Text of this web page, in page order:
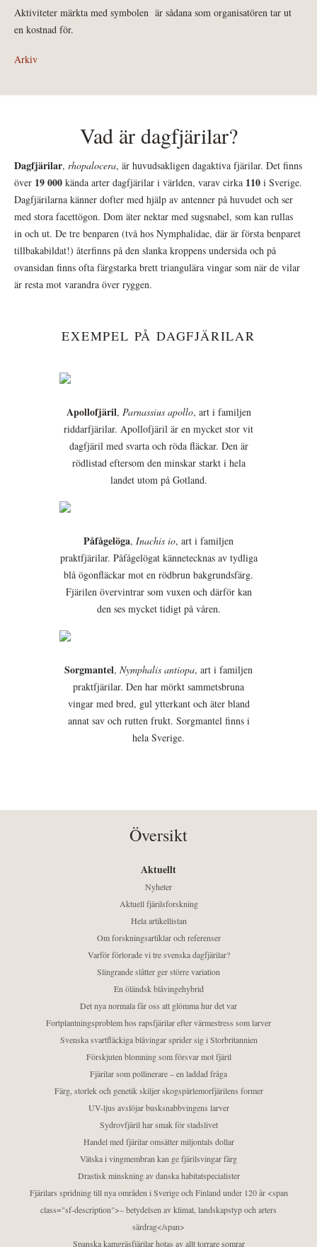
Aktiviteter märkta med symbolen är sådana som organisatören tar ut
en kostnad för.
Arkiv
Vad är dagfjärilar?
Dagfjärilar, rhopalocera, är huvudsakligen dagaktiva fjärilar. Det finns
över 19 000 kända arter dagfjärilar i världen, varav cirka 110 i Sverige.
Dagfjärilarna känner dofter med hjälp av antenner på huvudet och ser
med stora facettögon. Dom äter nektar med sugsnabel, som kan rullas
in och ut. De tre benparen (två hos Nymphalidae, där är första benparet
tillbakabildat!) återfinns på den slanka kroppens undersida och på
ovansidan finns ofta färgstarka brett triangulära vingar som när de vilar
är resta mot varandra över ryggen.
EXEMPEL PÅ DAGFJÄRILAR
Apollofjäril, Parnassius apollo, art i familjen
riddarfjärilar. Apollofjäril är en mycket stor vit
dagfjäril med svarta och röda fläckar. Den är
rödlistad eftersom den minskar starkt i hela
landet utom på Gotland.
Påfågelöga, Inachis io, art i familjen
praktfjärilar. Påfågelögat kännetecknas av tydliga
blå ögonfläckar mot en rödbrun bakgrundsfärg.
Fjärilen övervintrar som vuxen och därför kan
den ses mycket tidigt på våren.
Sorgmantel, Nymphalis antiopa, art i familjen
praktfjärilar. Den har mörkt sammetsbruna
vingar med bred, gul ytterkant och äter bland
annat sav och rutten frukt. Sorgmantel finns i
hela Sverige.
Översikt
Aktuellt
Nyheter
Aktuell fjärilsforskning
Hela artikellistan
Om forskningsartiklar och referenser
Varför förlorade vi tre svenska dagfjärilar?
Slingrande slåtter ger större variation
En öländsk blåvingehybrid
Det nya normala får oss att glömma hur det var
Fortplantningsproblem hos rapsfjärilar efter värmestress som larver
Svenska svartfläckiga blåvingar sprider sig i Storbritannien
Förskjuten blomning som försvar mot fjäril
Fjärilar som pollinerare – en laddad fråga
Färg, storlek och genetik skiljer skogspärlemorfjärilens former
UV-ljus avslöjar busksnabbvingens larver
Sydrovfjäril har smak för stadslivet
Handel med fjärilar omsätter miljontals dollar
Vätska i vingmembran kan ge fjärilsvingar färg
Drastisk minskning av danska habitatspecialister
Fjärilars spridning till nya områden i Sverige och Finland under 120 år <span
class="sf-description">– betydelsen av klimat, landskapstyp och arters
särdrag</span>
Spanska kamgräsfjärilar hotas av allt torrare somrar